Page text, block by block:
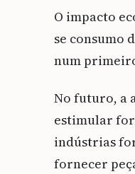
O impacto
se consumo
num
No futuro, a
estimular
indústrias
fornecer